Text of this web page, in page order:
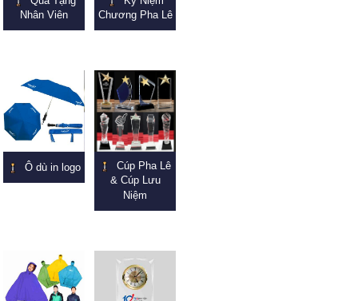
Nhân Viên
Chương Pha Lê
Ô dù in logo
Cúp Pha Lê
& Cúp Lưu
Niệm